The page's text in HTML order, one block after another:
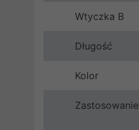
Wtyczka B
Długość
Kolor
Zastosowanie